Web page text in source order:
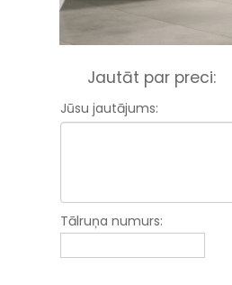
Jautāt par preci:
Jūsu jautājums:
Tālruņa numurs: